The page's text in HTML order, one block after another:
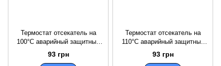
Термостат отсекатель на
100°С аварийный защитный
KSD 301 (302) (КСД)
самовостанавливающийся
93 грн
Термостат отсекатель на
110°С аварийный защитный
KSD 301 (302) (КСД)
самовостанавливающийся
93 грн